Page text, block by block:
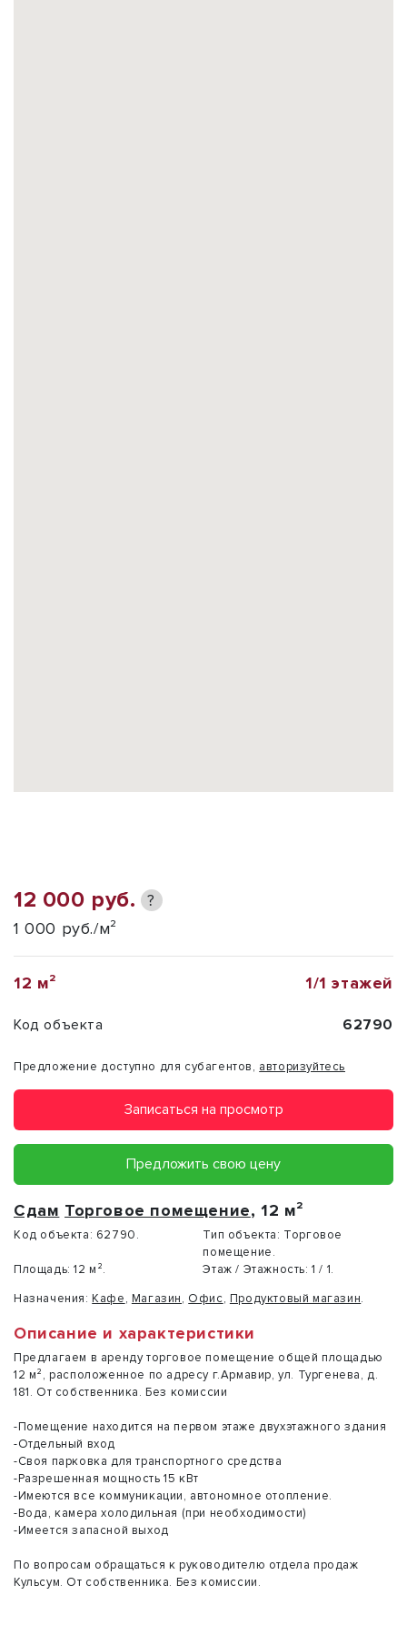
12 000 руб. ?
1 000 руб./м²
12 м² 1/1 этажей
Код объекта 62790
Предложение доступно для субагентов, авторизуйтесь
Записаться на просмотр
Предложить свою цену
Сдам Торговое помещение, 12 м²
Код объекта: 62790. Тип объекта: Торговое
помещение.
Площадь: 12 м². Этаж / Этажность: 1 / 1.
Назначения: Кафе, Магазин, Офис, Продуктовый магазин.
Описание и характеристики
Предлагаем в аренду торговое помещение общей площадью
12 м², расположенное по адресу г.Армавир, ул. Тургенева, д.
181. От собственника. Без комиссии
-Помещение находится на первом этаже двухэтажного здания
-Отдельный вход
-Своя парковка для транспортного средства
-Разрешенная мощность 15 кВт
-Имеются все коммуникации, автономное отопление.
-Вода, камера холодильная (при необходимости)
-Имеется запасной выход
По вопросам обращаться к руководителю отдела продаж
Кульсум. От собственника. Без комиссии.